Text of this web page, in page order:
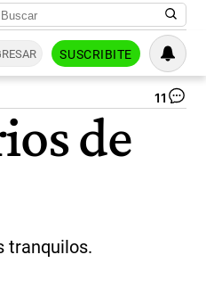
SUSCRIBITE
11
de
tranquilos.